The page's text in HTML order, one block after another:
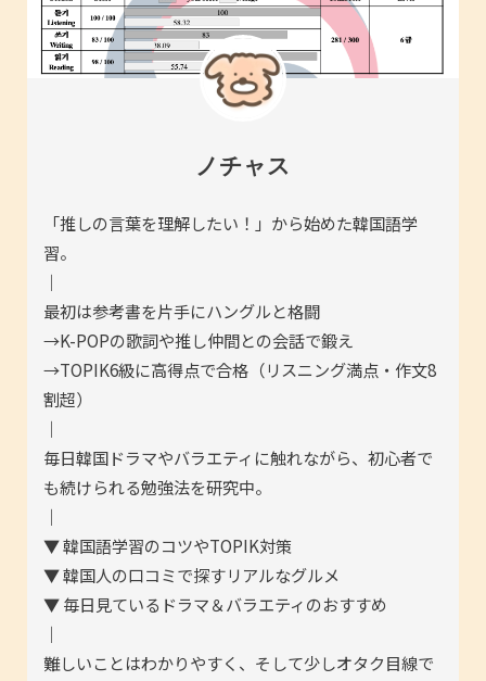
ノチャス
「推しの言葉を理解したい！」から始めた韓国語学
習。
｜
最初は参考書を片手にハングルと格闘
→K-POPの歌詞や推し仲間との会話で鍛え
→TOPIK6級に高得点で合格（リスニング満点・作文8
割超）
｜
毎日韓国ドラマやバラエティに触れながら、初心者で
も続けられる勉強法を研究中。
｜
▼ 韓国語学習のコツやTOPIK対策
▼ 韓国人の口コミで探すリアルなグルメ
▼ 毎日見ているドラマ＆バラエティのおすすめ
｜
難しいことはわかりやすく、そして少しオタク目線で